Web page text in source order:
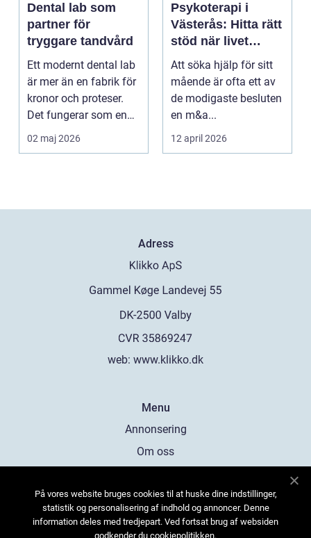
Dental lab som
partner för
tryggare tandvård
Ett modernt dental lab
är mer än en fabrik för
kronor och proteser.
Det fungerar som en
förlängning ...
02 maj 2026
Psykoterapi i
Västerås: Hitta rätt
stöd när livet
skaver
Att söka hjälp för sitt
mående är ofta ett av
de modigaste besluten
en m&a...
12 april 2026
Adress
web: www.klikko.dk
Menu
Annonsering
Om oss
Kontakta oss
Sitemap
På vores website bruges cookies til at huske dine indstillinger,
statistik og personalisering af indhold og annoncer. Denne
information deles med tredjepart. Ved fortsat brug af websiden
godkender du cookiepolitikken.